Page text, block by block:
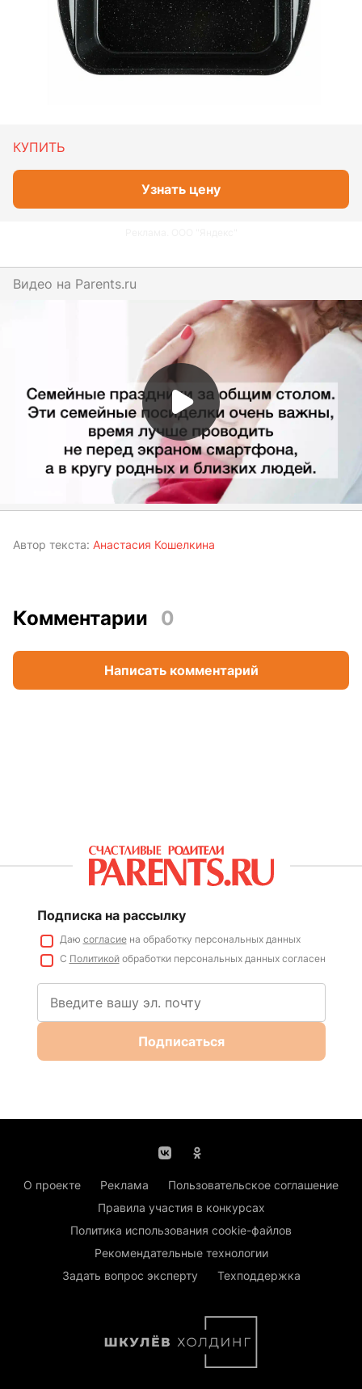
КУПИТЬ
Узнать цену
Видео на parents.ru
Автор текста: Анастасия Кошелкина
Комментарии 0
Написать комментарий
Подписка на рассылку
Даю согласиена обработку персональных данных
С Политикойобработки персональных данных согласен
Подписаться
О проекте Реклама
Пользовательское соглашение
Правила участия в конкурсах
Политика использования cookie-файлов
Рекомендательные технологии
Задать вопрос эксперту
Техподдержка